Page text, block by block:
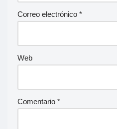
Correo electrónico *
Web
Comentario *